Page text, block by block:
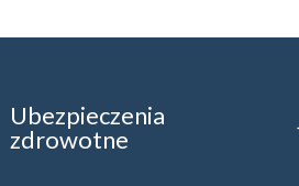
Ubezpieczenia
zdrowotne